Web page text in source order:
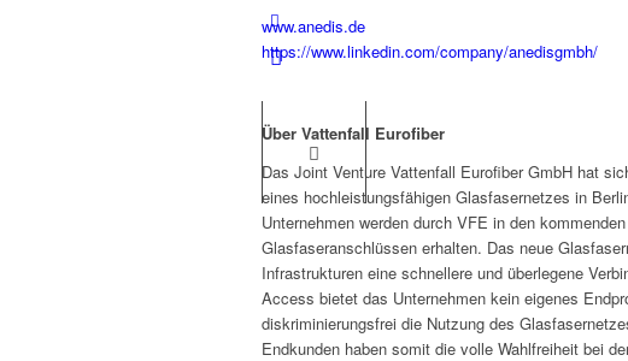
www.anedis.de
https://www.linkedin.com/company/anedisgmbh/
Über Vattenfall Eurofiber
Das Joint Venture Vattenfall Eurofiber GmbH hat
eines hochleistungsfähigen Glasfasernetzes in
Unternehmen werden durch VFE in den
Glasfaseranschlüssen erhalten. Das neue
Infrastrukturen eine schnellere und überlegene
Access bietet das Unternehmen kein eigenes
diskriminierungsfrei die Nutzung des
Endkunden haben somit die volle Wahlfreiheit bei